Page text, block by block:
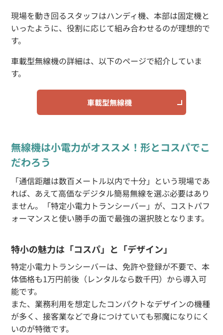
現場を動き回るスタッフはハンディ機、本部は固定機と
いったように、役割に応じて組み合わせるのが理想的で
す。
車載型無線機の詳細は、以下のページで紹介していま
す。
車載型無線機
無線機は小電力がオススメ！形とコスパでこ
だわろう
「通信距離は数百メートル以内で十分」という現場であ
れば、あえて高価なデジタル簡易無線を選ぶ必要はあり
ません。「特定小電力トランシーバー」が、コストパフ
ォーマンスと使い勝手の面で最強の選択肢となります。
特小の魅力は「コスパ」と「デザイン」
特定小電力トランシーバーは、免許や登録が不要で、本
体価格も1万円前後（レンタルなら数千円）から導入可
能です。
また、業務利用を想定したコンパクトなデザインの機種
が多く、接客業などで身につけていても邪魔になりにく
いのが特徴です。